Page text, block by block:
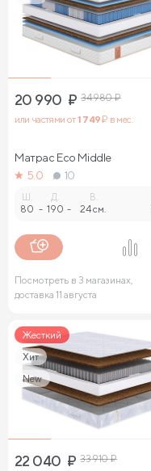
20 990 ₽ 34 980₽
или частями от1 749₽ в мес.
Матрас Eco Middle
5.0
10
80 -
Д.
190 -
В.
24 см.
Посмотреть в 3 магазинах,
доставка 11 августа
Жесткий
Хит
New
22 040 ₽ 33 910₽